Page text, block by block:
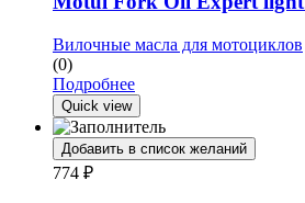
Вилочные масла для мотоциклов
(0)
Подробнее
Quick view
Добавить в список желаний
774 ₽